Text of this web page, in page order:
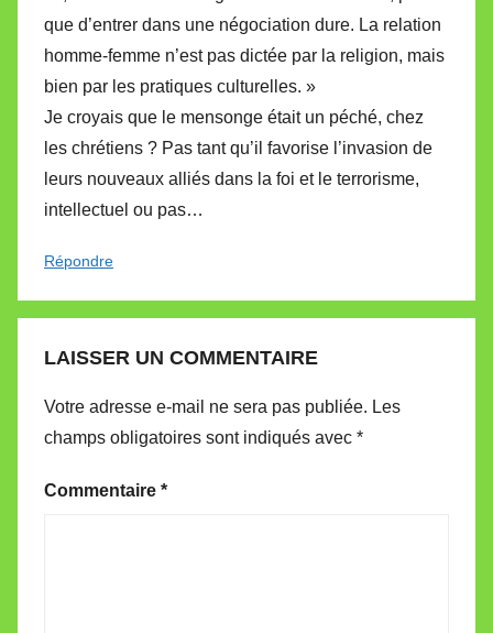
que d’entrer dans une négociation dure. La relation
homme-femme n’est pas dictée par la religion, mais
bien par les pratiques culturelles. »
Je croyais que le mensonge était un péché, chez
les chrétiens ? Pas tant qu’il favorise l’invasion de
leurs nouveaux alliés dans la foi et le terrorisme,
intellectuel ou pas…
Répondre
LAISSER UN COMMENTAIRE
Votre adresse e-mail ne sera pas publiée. Les
champs obligatoires sont indiqués avec *
Commentaire *